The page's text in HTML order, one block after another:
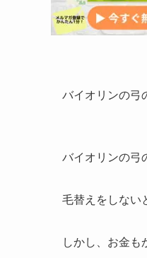
バイオリンの弓
バイオリンの弓
毛替えをしない
しかし、お金も